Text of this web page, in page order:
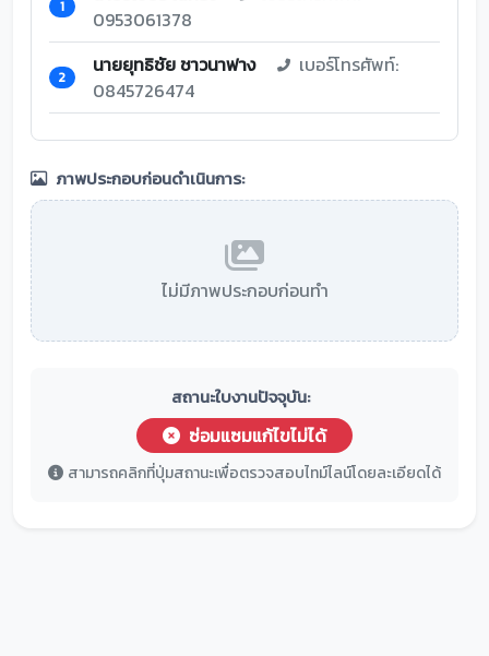
1
0953061378
2 นายยุทธิชัย ชาวนาฟาง
เบอร์โทรศัพท์:
0845726474
ภาพประกอบก่อนดำเนินการ:
ไม่มีภาพประกอบก่อนทำ
สถานะใบงานปัจจุบัน:
ซ่อมแซมแก้ไขไม่ได้
สามารถคลิกที่ปุ่มสถานะเพื่อตรวจสอบไทม์ไลน์โดยละเอียดได้